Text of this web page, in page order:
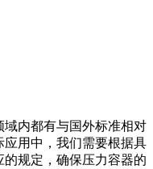
内都有与国外标准相对
用中，我们需要根据具
规定，确保压力容器的